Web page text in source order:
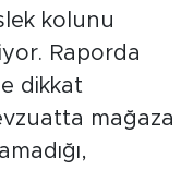
kolunu
Raporda
dikkat
mağaza